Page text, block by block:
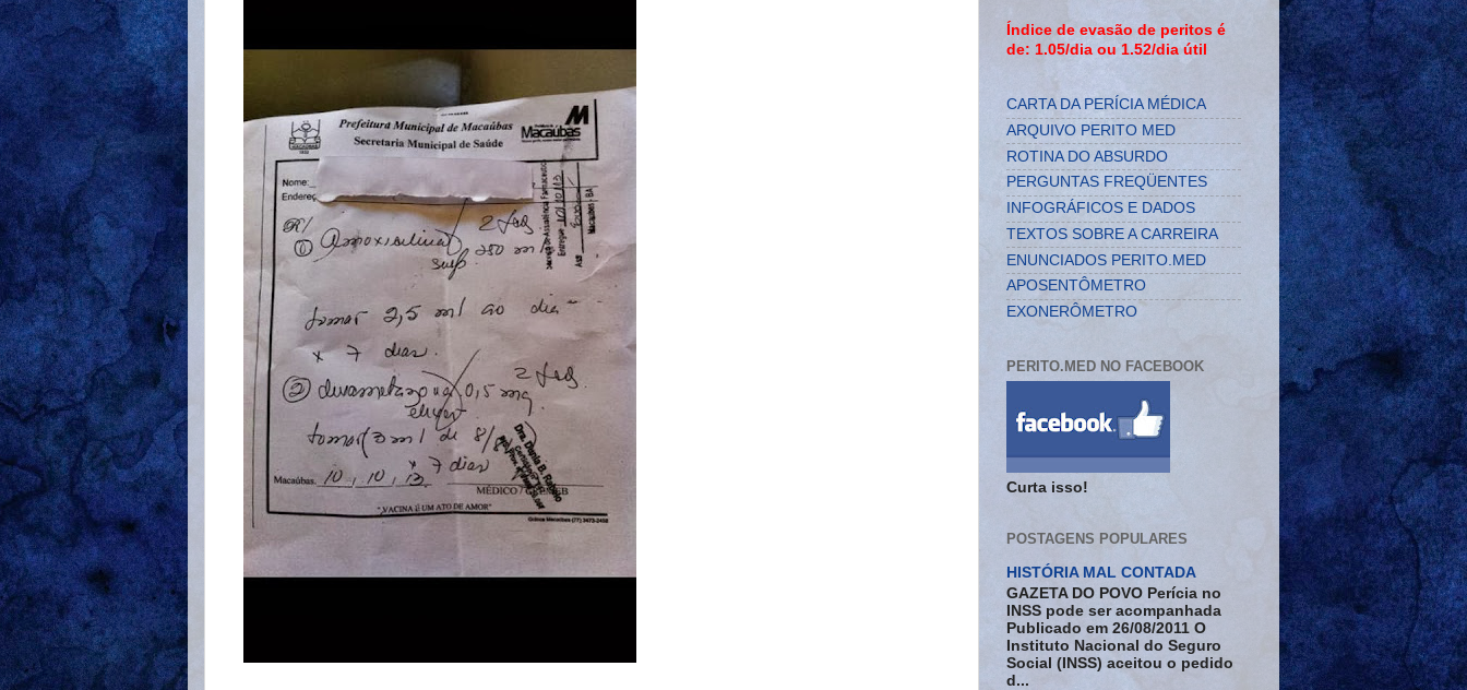
Índice de evasão de peritos é
de: 1.05/dia ou 1.52/dia útil
CARTA DA PERÍCIA MÉDICA
ARQUIVO PERITO MED
ROTINA DO ABSURDO
PERGUNTAS FREQÜENTES
INFOGRÁFICOS E DADOS
TEXTOS SOBRE A CARREIRA
ENUNCIADOS PERITO.MED
APOSENTÔMETRO
EXONERÔMETRO
PERITO.MED NO FACEBOOK
Curta isso!
POSTAGENS POPULARES
HISTÓRIA MAL CONTADA
GAZETA DO POVO Perícia no
INSS pode ser acompanhada
Publicado em 26/08/2011 O
Instituto Nacional do Seguro
Social (INSS) aceitou o pedido
d...